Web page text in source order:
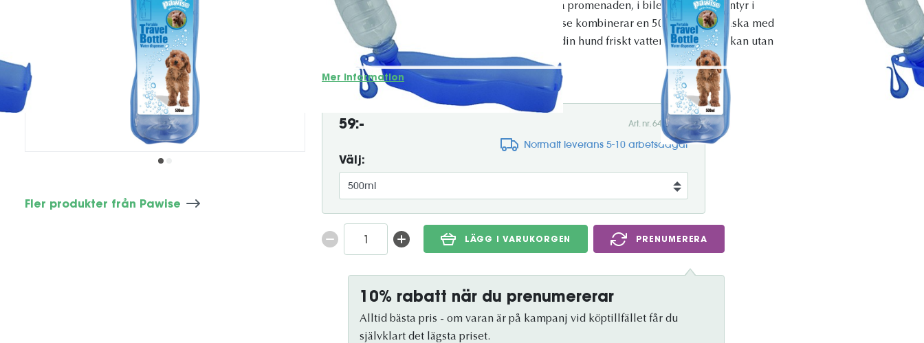
Fler produkter från Pawise
Håll din hund hydrerad var du än befinner er – på promenaden, i bilen eller på äventyr i
naturen. Den här smarta vattenflaskan från Pawise kombinerar en 500 ml vattenflaska med
en integrerad drinkskål, så att du enkelt kan ge din hund friskt vatten direkt ur flaskan utan
extra tillbehör.
Mer information
59:- Art. nr. 645.5060
Normalt leverans 5-10 arbetsdagar
Välj:
LÄGG I VARUKORGEN PRENUMERERA
10% rabatt när du prenumererar
Alltid bästa pris - om varan är på kampanj vid köptillfället får du
självklart det lägsta priset.